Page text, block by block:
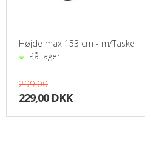
Højde max 153 cm - m/Taske
På lager
299,00
229,00 DKK